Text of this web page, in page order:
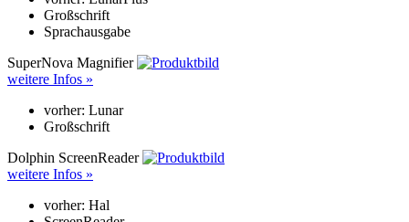
Großschrift
Sprachausgabe
SuperNova Magnifier
weitere Infos »
vorher: Lunar
Großschrift
Dolphin ScreenReader
weitere Infos »
vorher: Hal